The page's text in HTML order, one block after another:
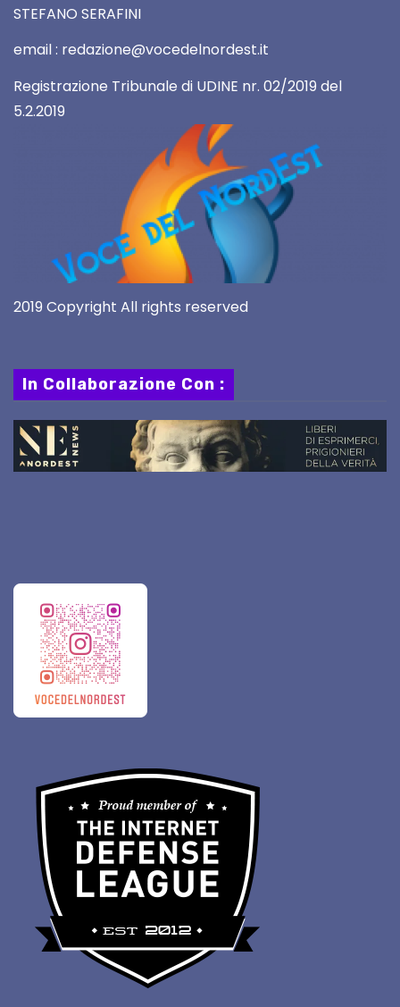
STEFANO SERAFINI
email : redazione@vocedelnordest.it
Registrazione Tribunale di UDINE nr. 02/2019 del
5.2.2019
2019 Copyright All rights reserved
In Collaborazione Con :